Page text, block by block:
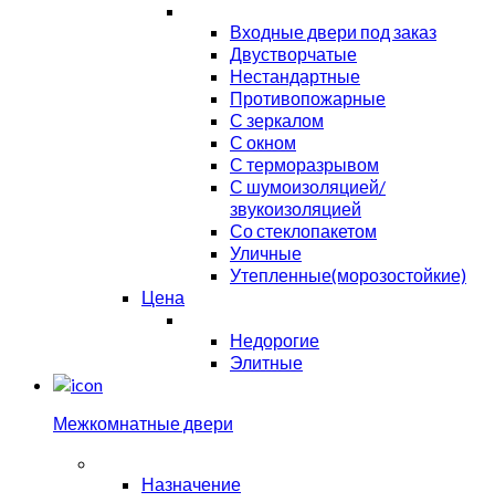
Входные двери под заказ
Двустворчатые
Нестандартные
Противопожарные
С зеркалом
С окном
С терморазрывом
С шумоизоляцией/
звукоизоляцией
Со стеклопакетом
Уличные
Утепленные(морозостойкие)
Цена
Недорогие
Элитные
Межкомнатные двери
Назначение